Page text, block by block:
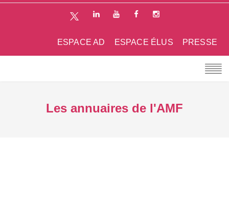
PRESSE
ESPACE ÉLUS
ESPACE AD
Les annuaires de l'AMF